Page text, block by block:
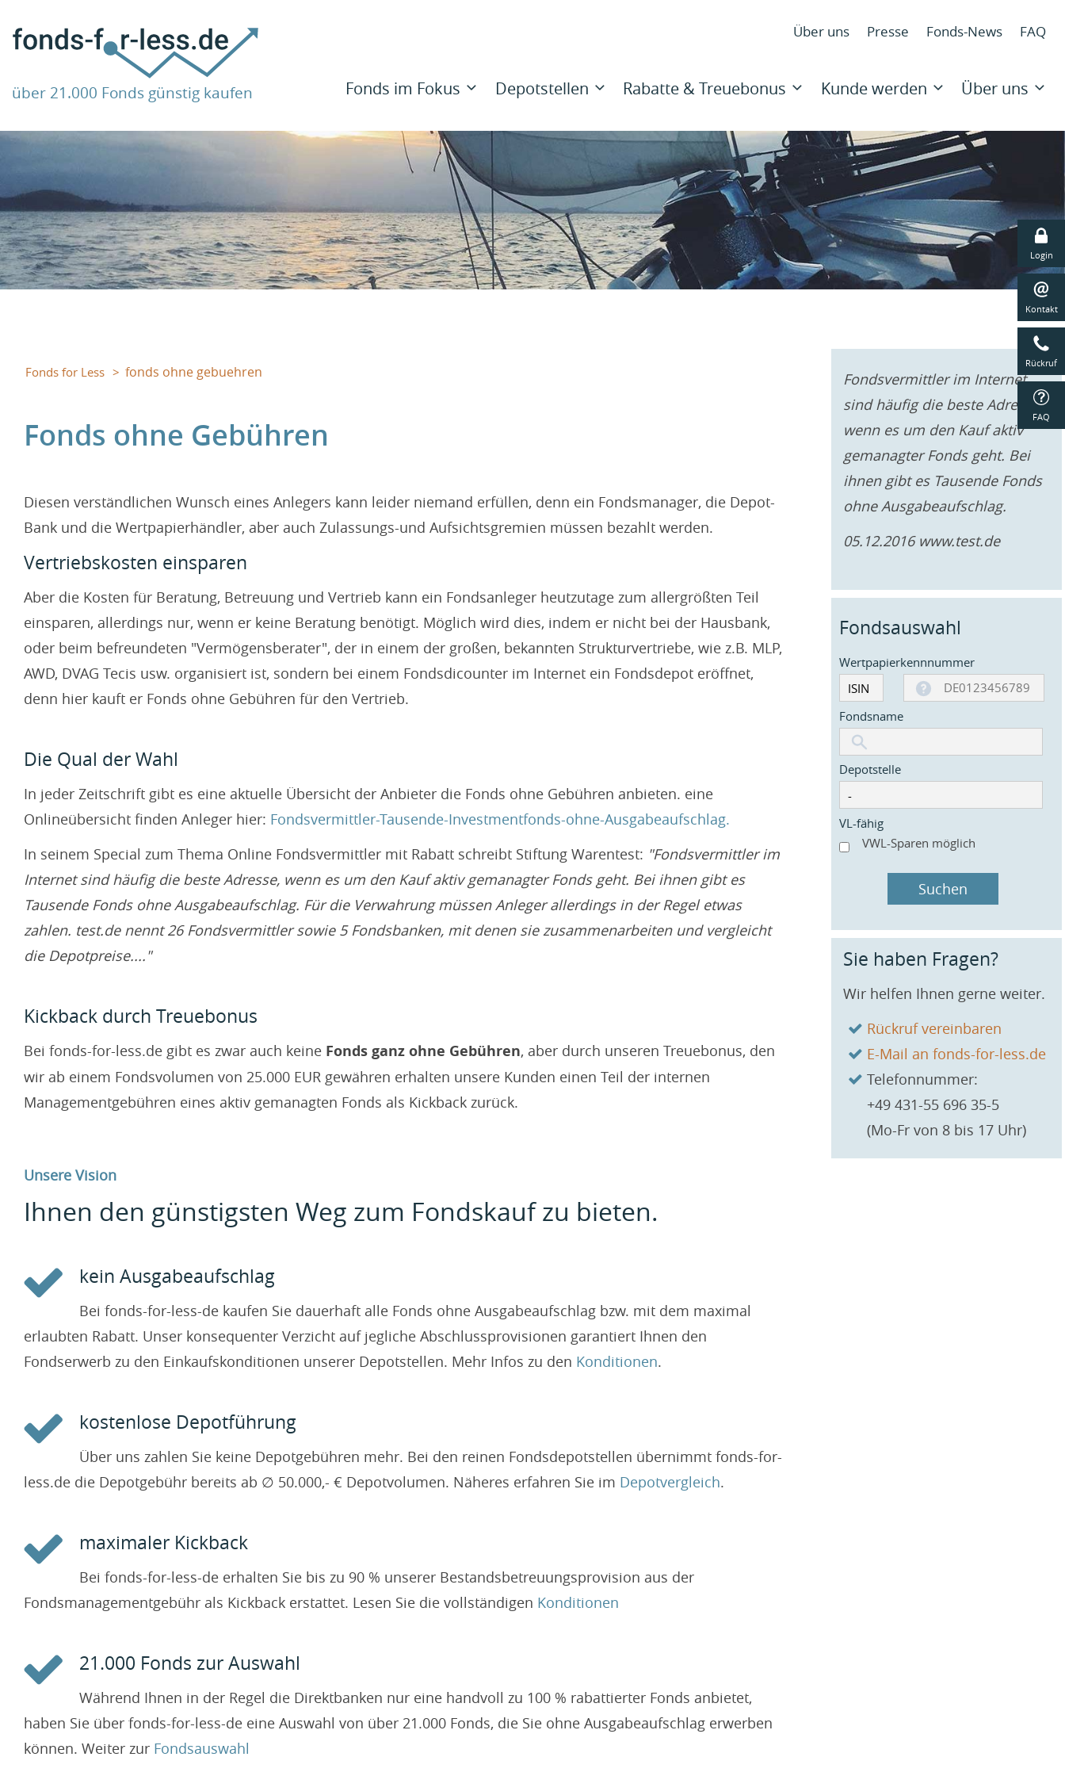
Über uns Presse Fonds-News FAQ
Fonds im Fokus Depotstellen Rabatte & Treuebonus Kunde werden Über uns
über 21.000 Fonds günstig kaufen
Login
Kontakt
Rückruf
FAQ
Fonds for Less fonds ohne gebuehren
Fonds ohne Gebühren
Diesen verständlichen Wunsch eines Anlegers kann leider niemand erfüllen, denn ein Fondsmanager, die Depot-
Bank und die Wertpapierhändler, aber auch Zulassungs-und Aufsichtsgremien müssen bezahlt werden.
Vertriebskosten einsparen
Aber die Kosten für Beratung, Betreuung und Vertrieb kann ein Fondsanleger heutzutage zum allergrößten Teil
einsparen, allerdings nur, wenn er keine Beratung benötigt. Möglich wird dies, indem er nicht bei der Hausbank,
oder beim befreundeten "Vermögensberater", der in einem der großen, bekannten Strukturvertriebe, wie z.B. MLP,
AWD, DVAG Tecis usw. organisiert ist, sondern bei einem Fondsdicounter im Internet ein Fondsdepot eröffnet,
denn hier kauft er Fonds ohne Gebühren für den Vertrieb.
Die Qual der Wahl
In jeder Zeitschrift gibt es eine aktuelle Übersicht der Anbieter die Fonds ohne Gebühren anbieten. eine
Onlineübersicht finden Anleger hier: Fondsvermittler-Tausende-Investmentfonds-ohne-Ausgabeaufschlag.
In seinem Special zum Thema Online Fondsvermittler mit Rabatt schreibt Stiftung Warentest: "Fonds­vermittler im
Internet sind häufig die beste Adresse, wenn es um den Kauf aktiv gemanagter Fonds geht. Bei ihnen gibt es
Tausende Fonds ohne Ausgabe­aufschlag. Für die Verwahrung müssen Anleger allerdings in der Regel etwas
zahlen. test.de nennt 26 Fonds­vermittler sowie 5 Fonds­banken, mit denen sie zusammen­arbeiten und vergleicht
die Depot­preise...."
Kickback durch Treuebonus
Bei fonds-for-less.de gibt es zwar auch keine Fonds ganz ohne Gebühren, aber durch unseren Treuebonus, den
wir ab einem Fondsvolumen von 25.000 EUR gewähren erhalten unsere Kunden einen Teil der internen
Managementgebühren eines aktiv gemanagten Fonds als Kickback zurück.
Unsere Vision
Ihnen den günstigsten Weg zum Fondskauf zu bieten.
kein Ausgabeaufschlag
Bei fonds-for-less-de kaufen Sie dauerhaft alle Fonds ohne Ausgabeaufschlag bzw. mit dem maximal
erlaubten Rabatt. Unser konsequenter Verzicht auf jegliche Abschlussprovisionen garantiert Ihnen den
Fondserwerb zu den Einkaufskonditionen unserer Depotstellen. Mehr Infos zu den Konditionen.
kostenlose Depotführung
Über uns zahlen Sie keine Depotgebühren mehr. Bei den reinen Fondsdepotstellen übernimmt fonds-for-
less.de die Depotgebühr bereits ab ∅ 50.000,- € Depotvolumen. Näheres erfahren Sie im Depotvergleich.
maximaler Kickback
Bei fonds-for-less-de erhalten Sie bis zu 90 % unserer Bestandsbetreuungsprovision aus der
Fondsmanagementgebühr als Kickback erstattet. Lesen Sie die vollständigen Konditionen
21.000 Fonds zur Auswahl
Während Ihnen in der Regel die Direktbanken nur eine handvoll zu 100 % rabattierter Fonds anbietet,
haben Sie über fonds-for-less-de eine Auswahl von über 21.000 Fonds, die Sie ohne Ausgabeaufschlag erwerben
können. Weiter zur Fondsauswahl
Fonds­vermittler im Internet
sind häufig die beste Adresse,
wenn es um den Kauf aktiv
gemanagter Fonds geht. Bei
ihnen gibt es Tausende Fonds
ohne Ausgabe­aufschlag.
05.12.2016 www.test.de
Fondsauswahl
Wertpapierkennnummer
Fondsname
Depotstelle
VL-fähig
VWL-Sparen möglich
Suchen
Sie haben Fragen?
Wir helfen Ihnen gerne weiter.
Rückruf vereinbaren
E-Mail an fonds-for-less.de
Telefonnummer:
+49 431-55 696 35-5
(Mo-Fr von 8 bis 17 Uhr)